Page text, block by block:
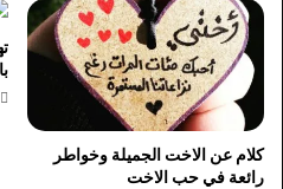
كلام عن الاخت الجميلة وخواطر
رائعة في حب الاخت